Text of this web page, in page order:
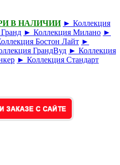
В НАЛИЧИИ ► Коллекция
► Коллекция Милано ►
Бостон Лайт ►
ГрандВуд ► Коллекция
► Коллекция Стандарт